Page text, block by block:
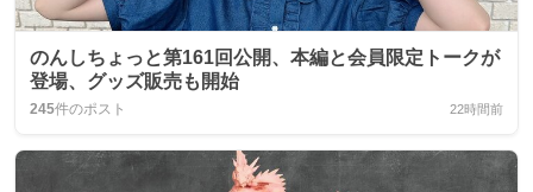
のんしちょっと第161回公開、本編と会員限定トークが
登場、グッズ販売も開始
245件のポスト 22時間前